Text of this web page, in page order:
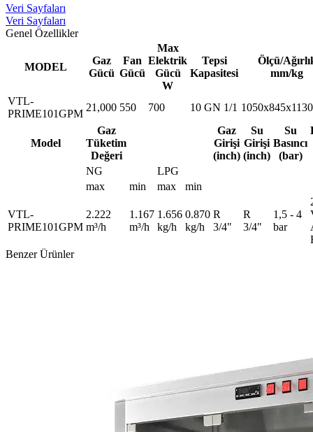
Veri Sayfaları
Veri Sayfaları
Genel Özellikler
MODEL
Gaz
Gücü
Fan
Gücü
Max
Elektrik
Gücü
W
Tepsi
Kapasitesi
Ölçü/
mm/kg
VTL-
PRIME101GPM
21,000 550 700 10 GN 1/1
Model
Gaz
Tüketim
Değeri
Gaz
Girişi
(inch)
Su
Girişi
(inch)
Su
Basıncı
(bar)
NG
LPG
max
min max min
VTL-
PRIME101GPM
2.222
m³/h
1.167
m³/h
1.656
kg/h
0.870
kg/h
R
3/4"
R
3/4"
1,5 - 4
bar
Benzer Ürünler